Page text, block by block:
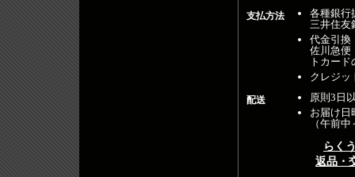
支払方法
各種銀行
三井住友
代金引換
佐川急便
トカー
クレジッ
配送
原則3日
お届け日
（午前
らく
返品・